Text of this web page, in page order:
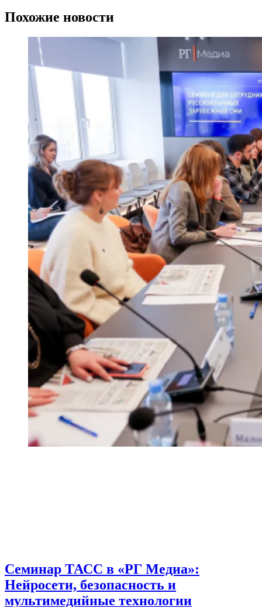
Похожие новости
Семинар ТАСС в «РГ Медиа»:
Нейросети, безопасность и
мультимедийные технологии